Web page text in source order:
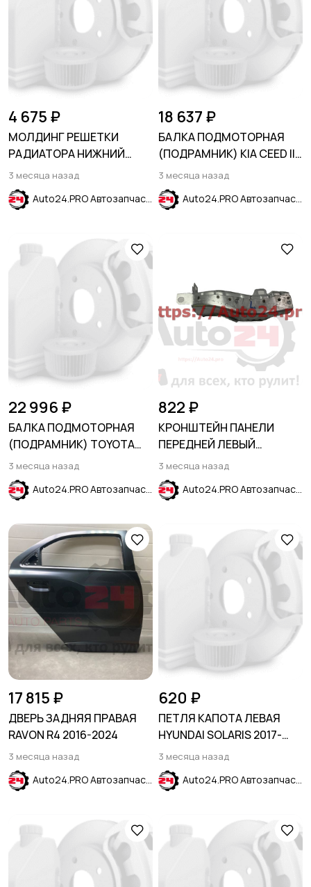
4 675 ₽
МОЛДИНГ РЕШЕТКИ
РАДИАТОРА НИЖНИЙ
ХРОМ FORD EXPLORER
2011-2015
3 месяца назад
Auto24.PRO Автозапчасти
18 637 ₽
БАЛКА ПОДМОТОРНАЯ
(ПОДРАМНИК) KIA CEED II
2012-2018
3 месяца назад
Auto24.PRO Автозапчасти
22 996 ₽
БАЛКА ПОДМОТОРНАЯ
(ПОДРАМНИК) TOYOTA
HIGHLANDER 2013-2019
3 месяца назад
Auto24.PRO Автозапчасти
822 ₽
КРОНШТЕЙН ПАНЕЛИ
ПЕРЕДНЕЙ ЛЕВЫЙ
(опорный) CHEVROLET
COBALT 2012-
3 месяца назад
Auto24.PRO Автозапчасти
17 815 ₽
ДВЕРЬ ЗАДНЯЯ ПРАВАЯ
RAVON R4 2016-2024
3 месяца назад
Auto24.PRO Автозапчасти
620 ₽
ПЕТЛЯ КАПОТА ЛЕВАЯ
HYUNDAI SOLARIS 2017-
2022 / Solaris HS 24-
3 месяца назад
Auto24.PRO Автозапчасти